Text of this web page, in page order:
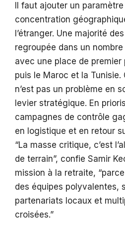
Il faut ajouter un
concentration
l’étranger. Une majorité
regroupée dans un
avec une place de premier
puis le Maroc et la Tunisie.
n’est pas un problème en
levier stratégique. En
campagnes de contrôle
en logistique et en retour
“La masse critique, c’est
de terrain”, confie Samir
mission à la retraite,
des équipes polyvalentes,
partenariats locaux et
croisées.”